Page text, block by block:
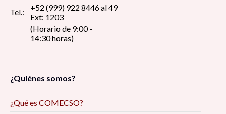
tiempos de pandemia: reflexión y debate 8:30
am
Pin up girls, construcción del estereotipo de la
Reflexiones de la investigación/intervención
Tel.:
+52 (999) 922 8446 al 49
Ext: 1203
(Horario de 9:00 -
14:30 horas)
¿Quiénes somos?
¿Qué es COMECSO?